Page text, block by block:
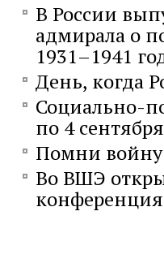
В России
адмирала о
1931–1941
День, когда
Социально-
по 4
Помни войну
Во ВШЭ
конференция